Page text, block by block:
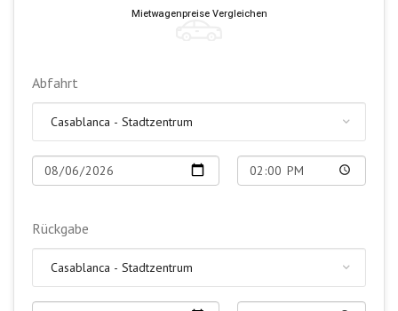
Mietwagenpreise Vergleichen
Abfahrt
Rückgabe